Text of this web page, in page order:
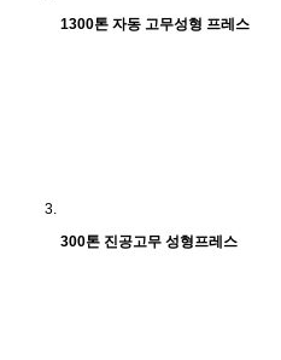
1300톤 자동 고무성형 프레스
300톤 진공고무 성형프레스